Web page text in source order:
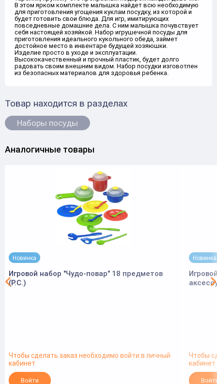
В этом ярком комплекте малышка найдет всю необходимую
для приготовления угощения куклам посудку, из которой и
будет готовить свои блюда. Для игр, имитирующих
повседневные домашние дела. С ним малышка почувствует
себя настоящей хозяйкой. Набор игрушечной посуды для
приготовления идеального кукольного обеда, займет
достойное место в инвентаре будущей хозяюшки.
Изделие просто в уходе и эксплуатации.
Высококачественный и прочный пластик, будет долго
радовать своим внешним видом. Набор посудки изговотлен
из безопасных материалов для здоровья ребенка.
Товар находится в разделах
Наборы посуды
Аналогичные товары
Новинка
Игровой набор "Чудо-повар" 18 предметов
(Р.С.)
Чтобы сделать заказ необходимо войти в личный
кабинет
Войти
Новинка
Чтобы
кабинет